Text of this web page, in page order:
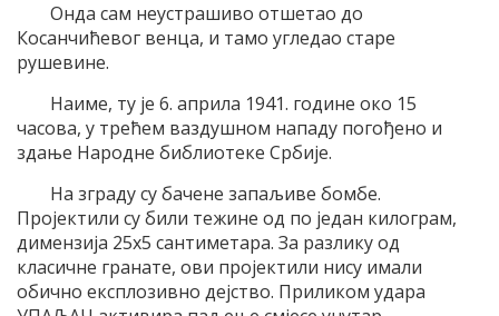
Онда сам неустрашиво отшетао до
Косанчићевог венца, и тамо угледао старе
рушевине.
Наиме, ту је 6. априла 1941. године око 15
часова, у трећем ваздушном нападу погођено и
здање Народне библиотеке Србије.
На зграду су бачене запаљиве бомбе.
Пројектили су били тежине од по један килограм,
димензија 25x5 сантиметара. За разлику од
класичне гранате, ови пројектили нису имали
обично експлозивно дејство. Приликом удара